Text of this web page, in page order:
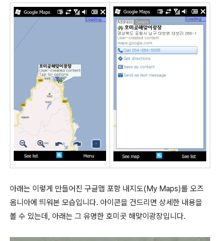
아래는 이렇게 만들어진 구글맵 포항 내지도(My Maps)를 오즈
옴니아에 띄워본 모습입니다. 아이콘을 건드리면 상세한 내용을
볼 수 있는데, 아래는 그 유명한 호미곳 해맞이광장입니다.